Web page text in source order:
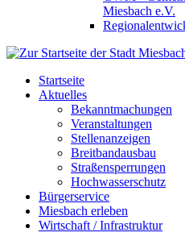
Miesbach e.V.
Startseite
Aktuelles
Bekanntmachungen
Veranstaltungen
Stellenanzeigen
Breitbandausbau
Straßensperrungen
Hochwasserschutz
Bürgerservice
Miesbach erleben
Wirtschaft / Infrastruktur